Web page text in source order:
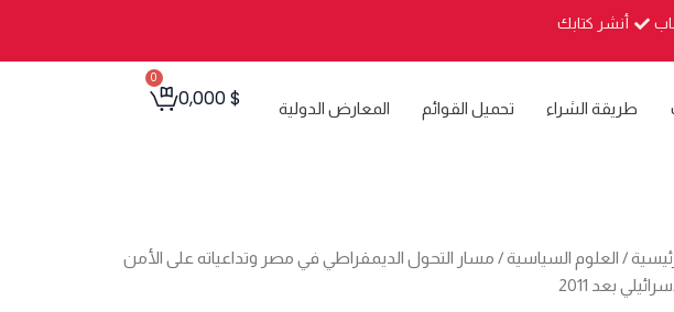
أنشر كتابك
طريقة الشراء تحميل القوائم المعارض الدولية 0,000$
0
Cart
/ العلوم السياسية/ مسار التحول الديمقراطي في مصر وتداعياته على الأمن
بعد 2011